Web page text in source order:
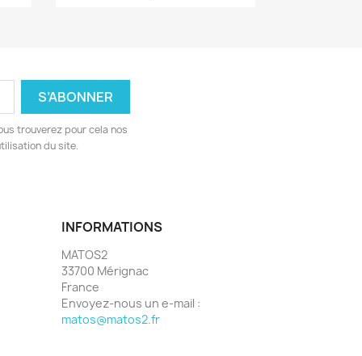
trouverez pour cela nos
du site.
INFORMATIONS
MATOS2
33700 Mérignac
France
Envoyez-nous un e-mail :
matos@matos2.fr